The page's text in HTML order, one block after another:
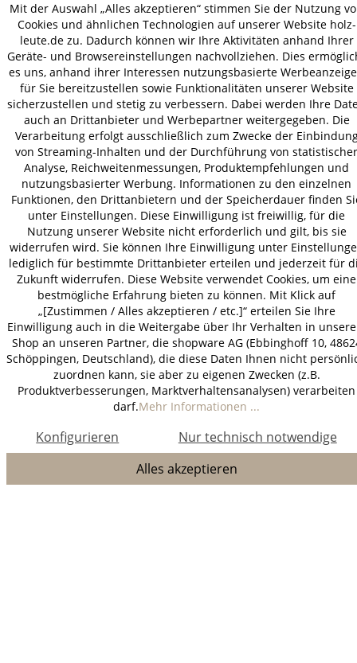
VERSAND
AGB Datenschutz
Impressum
© 2026 HOLZ-LEUTE
* Alle Preise inkl. gesetzl. Mehrwertsteuer zzgl.Versandkosten.
Mit der Auswahl „Alles akzeptieren“ stimmen Sie der Nutzung
Cookies und ähnlichen Technologien auf unserer Website holz-
leute.de zu. Dadurch können wir Ihre Aktivitäten anhand Ihrer
Geräte- und Browsereinstellungen nachvollziehen. Dies
es uns, anhand ihrer Interessen nutzungsbasierte
für Sie bereitzustellen sowie Funktionalitäten unserer Website
sicherzustellen und stetig zu verbessern. Dabei werden Ihre
auch an Drittanbieter und Werbepartner weitergegeben. Die
Verarbeitung erfolgt ausschließlich zum Zwecke der
von Streaming-Inhalten und der Durchführung von statistischer
Analyse, Reichweitenmessungen, Produktempfehlungen und
nutzungsbasierter Werbung. Informationen zu den einzelnen
Funktionen, den Drittanbietern und der Speicherdauer finden
unter Einstellungen. Diese Einwilligung ist freiwillig, für die
Nutzung unserer Website nicht erforderlich und gilt, bis sie
widerrufen wird. Sie können Ihre Einwilligung unter
lediglich für bestimmte Drittanbieter erteilen und jederzeit für
Zukunft widerrufen. Diese Website verwendet Cookies, um eine
bestmögliche Erfahrung bieten zu können. Mit Klick auf
„[Zustimmen / Alles akzeptieren / etc.]“ erteilen Sie Ihre
Einwilligung auch in die Weitergabe über Ihr Verhalten in
Shop an unseren Partner, die shopware AG (Ebbinghoff 10,
Schöppingen, Deutschland), die diese Daten Ihnen nicht
zuordnen kann, sie aber zu eigenen Zwecken (z.B.
Produktverbesserungen, Marktverhaltensanalysen) verarbeiten
darf.Mehr Informationen ...
Nur technisch notwendige
Konfigurieren
Alles akzeptieren